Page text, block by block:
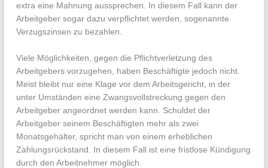
extra eine Mahnung aussprechen. In diesem Fall kann der
Arbeitgeber sogar dazu verpflichtet werden, sogenannte
Verzugszinsen zu bezahlen.
Viele Möglichkeiten, gegen die Pflichtverletzung des
Arbeitgebers vorzugehen, haben Beschäftigte jedoch nicht.
Meist bleibt nur eine Klage vor dem Arbeitsgericht, in der
unter Umständen eine Zwangsvollstreckung gegen den
Arbeitgeber angeordnet werden kann. Schuldet der
Arbeitgeber seinem Beschäftigten mehr als zwei
Monatsgehälter, spricht man von einem erheblichen
Zahlungsrückstand. In diesem Fall ist eine fristlose Kündigung
durch den Arbeitnehmer möglich.